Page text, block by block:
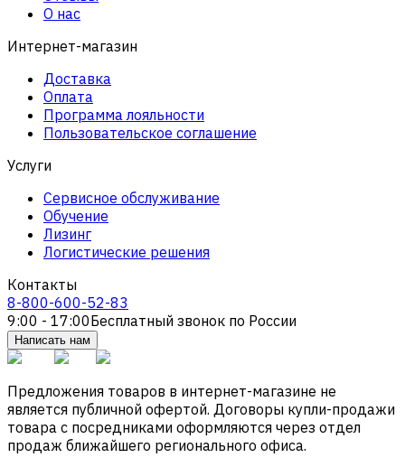
О нас
Интернет-магазин
Доставка
Оплата
Программа лояльности
Пользовательское соглашение
Услуги
Сервисное обслуживание
Обучение
Лизинг
Логистические решения
Контакты
8-800-600-52-83
9:00 - 17:00Бесплатный звонок по России
Написать нам
Предложения товаров в интернет-магазине не
является публичной офертой. Договоры купли-продажи
товара с посредниками оформляются через отдел
продаж ближайшего регионального офиса.